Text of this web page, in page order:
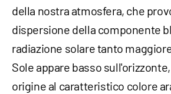
della nostra atmosfera, che
dispersione della componente
radiazione solare tanto
Sole appare basso
origine al caratteristico colore